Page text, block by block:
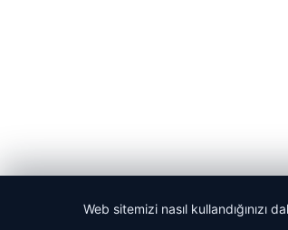
© 2026 GündemNET – Güncel
Web sitemizi nasıl